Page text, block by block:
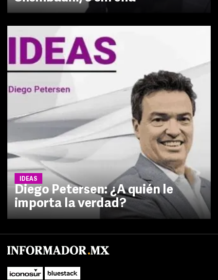
IDEAS
Diego Petersen: ¿A quién le
importa la verdad?